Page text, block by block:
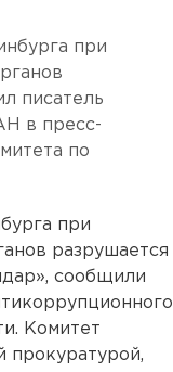
при
писатель
в пресс-
по
при
разрушается
сообщили
Комитет
прокуратурой,